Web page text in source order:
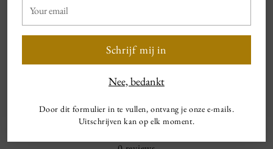
Schrijf mij in
Nee, bedankt
Door dit formulier in te vullen, ontvang je onze e-mails.
Uitschrijven kan op elk moment.
- The Dress for less outlet items cannot be exchanged
or returned! -
- All SALE items are final and cannot be returned! -
0